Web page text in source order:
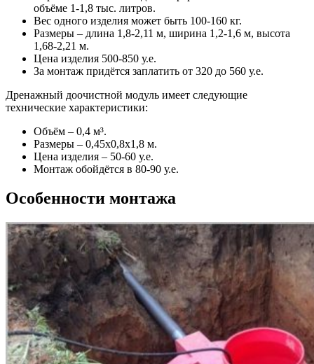
объёме 1-1,8 тыс. литров.
Вес одного изделия может быть 100-160 кг.
Размеры – длина 1,8-2,11 м, ширина 1,2-1,6 м, высота
1,68-2,21 м.
Цена изделия 500-850 у.е.
За монтаж придётся заплатить от 320 до 560 у.е.
Дренажный доочистной модуль имеет следующие
технические характеристики:
Объём – 0,4 м³.
Размеры – 0,45х0,8х1,8 м.
Цена изделия – 50-60 у.е.
Монтаж обойдётся в 80-90 у.е.
Особенности монтажа